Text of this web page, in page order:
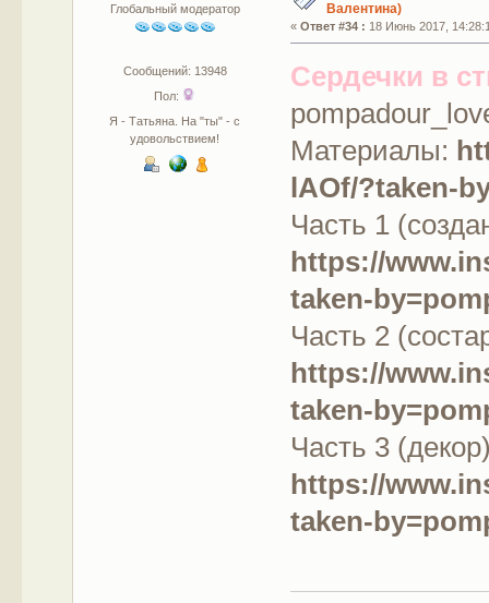
Глобальный модератор
Сообщений: 13948
Пол:
Я - Татьяна. На "ты" - с
удовольствием!
Валентина)
«Ответ #34 : 18 Июнь 2017,
Сердечки в
Материалы:
lAOf/?taken-
Часть 1
https://
taken-
Часть 2
https://
taken-
Часть 3
https://
taken-